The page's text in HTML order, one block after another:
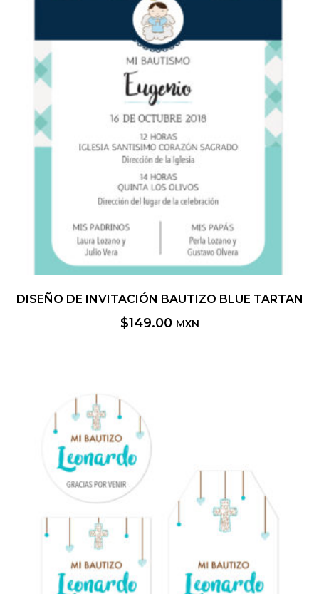
DISEÑO DE INVITACIÓN BAUTIZO BLUE TARTAN
$149.00 MXN